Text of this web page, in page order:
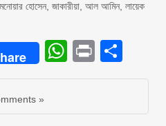
হোসেন, জাকারীয়া, আল আমিন, লায়েক
Print
»